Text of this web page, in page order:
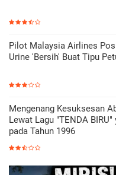
Pilot Malaysia Airlines
Urine 'Bersih' Buat Tipu
Mengenang Kesuksesan
Lewat Lagu "TENDA
pada Tahun 1996